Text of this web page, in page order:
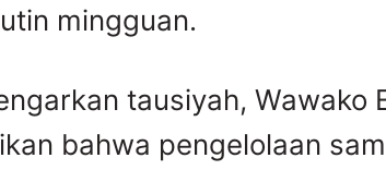
mingguan.
tausiyah, Wawako
bahwa pengelolaan